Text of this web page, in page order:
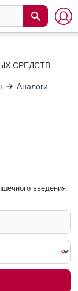
СРЕДСТВ
Аналоги
введения